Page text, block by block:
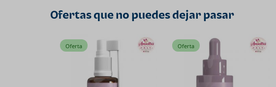
Ofertas que no puedes dejar pasar
Oferta Oferta